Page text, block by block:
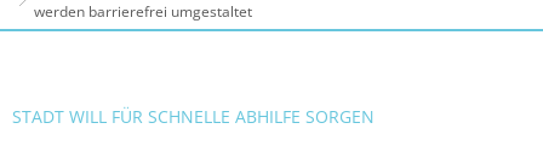
werden barrierefrei umgestaltet
STADT WILL FÜR SCHNELLE ABHILFE SORGEN